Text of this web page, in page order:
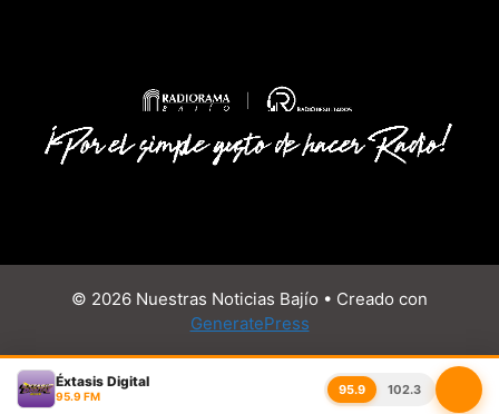
© 2026 Nuestras Noticias Bajío • Creado con
GeneratePress
Éxtasis Digital
95.9 FM 95.9 102.3